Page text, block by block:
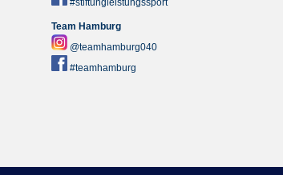
#stiftungleistungssport
Team Hamburg
@teamhamburg040
#teamhamburg